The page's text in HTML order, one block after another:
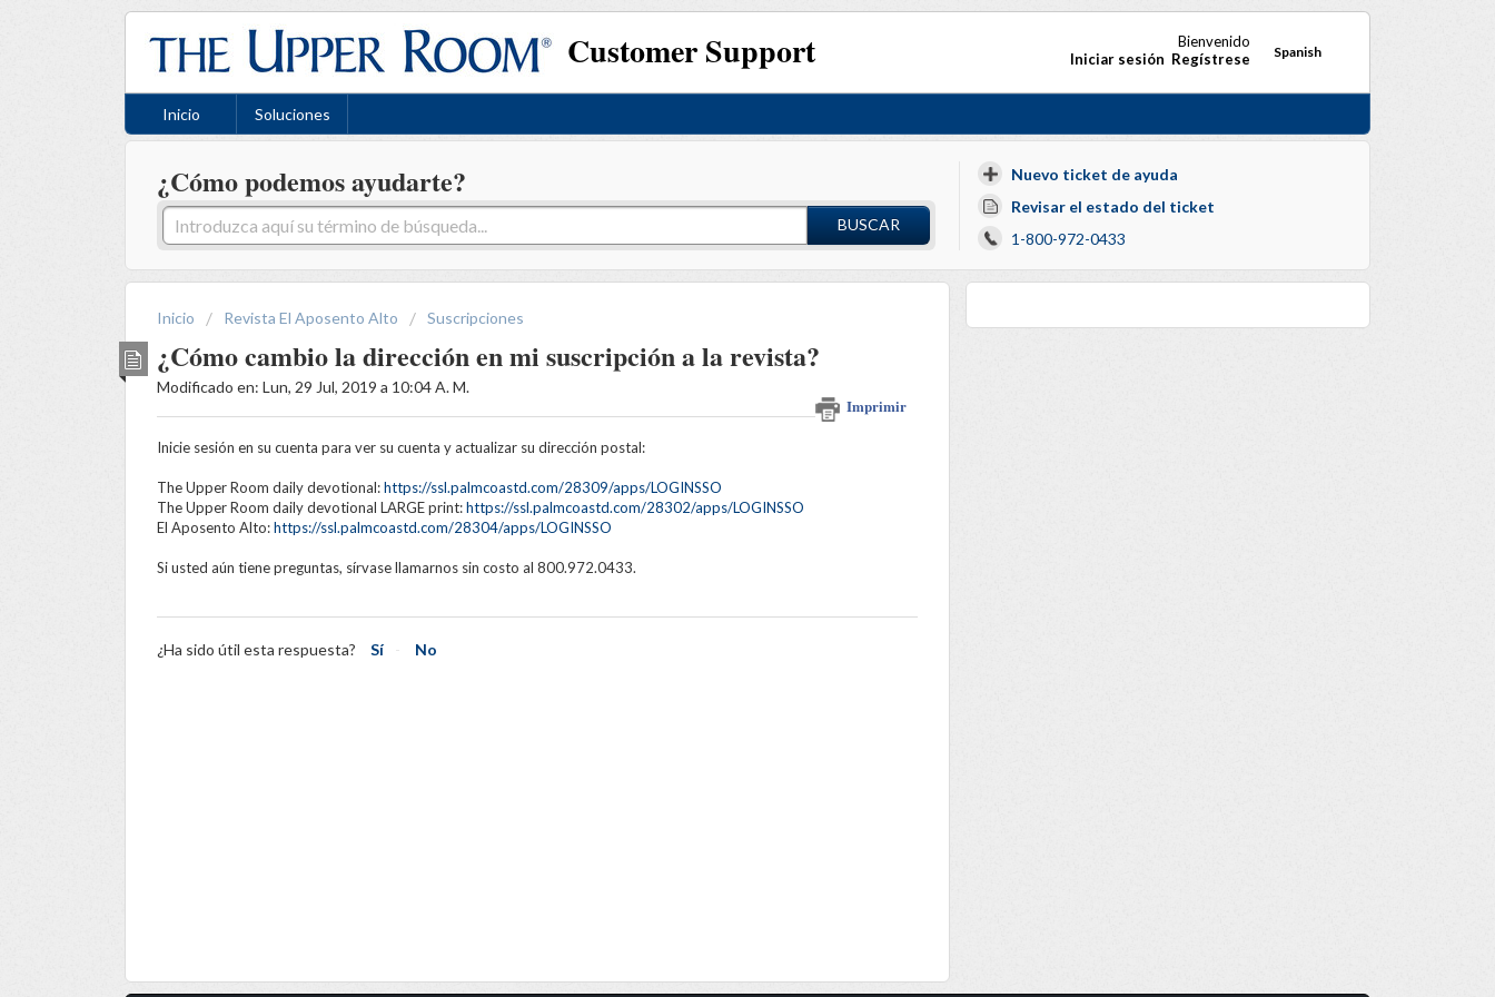
Customer Support Spanish
Bienvenido
Iniciar sesión Regístrese
Inicio Soluciones
¿Cómo podemos ayudarte?
BUSCAR
Nuevo ticket de ayuda
Revisar el estado del ticket
1-800-972-0433
Inicio Revista El Aposento Alto Suscripciones
¿Cómo cambio la dirección en mi suscripción a la revista?
Imprimir
Modificado en: Lun, 29 Jul, 2019 a 10:04 A. M.
Inicie sesión en su cuenta para ver su cuenta y actualizar su dirección postal:
The Upper Room daily devotional:https://ssl.palmcoastd.com/28309/apps/LOGINSSO
The Upper Room daily devotional LARGE print:https://ssl.palmcoastd.com/28302/apps/LOGINSSO
El Aposento Alto:https://ssl.palmcoastd.com/28304/apps/LOGINSSO
Si usted aún tiene preguntas, sírvase llamarnos sin costo al 800.972.0433.
¿Ha sido útil esta respuesta? Sí No